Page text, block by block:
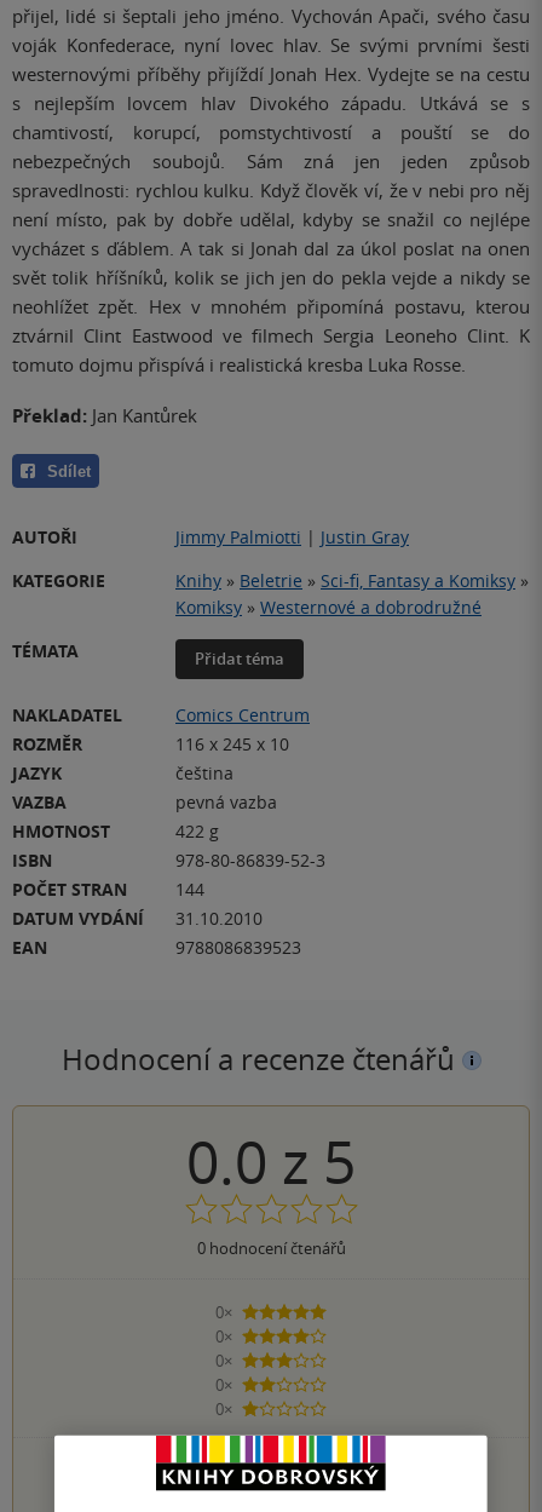
přijel, lidé si šeptali jeho jméno. Vychován Apači, svého času
voják Konfederace, nyní lovec hlav. Se svými prvními šesti
westernovými příběhy přijíždí Jonah Hex. Vydejte se na cestu
s nejlepším lovcem hlav Divokého západu. Utkává se s
chamtivostí, korupcí, pomstychtivostí a pouští se do
nebezpečných soubojů. Sám zná jen jeden způsob
spravedlnosti: rychlou kulku. Když člověk ví, že v nebi pro něj
není místo, pak by dobře udělal, kdyby se snažil co nejlépe
vycházet s ďáblem. A tak si Jonah dal za úkol poslat na onen
svět tolik hříšníků, kolik se jich jen do pekla vejde a nikdy se
neohlížet zpět. Hex v mnohém připomíná postavu, kterou
ztvárnil Clint Eastwood ve filmech Sergia Leoneho Clint. K
tomuto dojmu přispívá i realistická kresba Luka Rosse.
Překlad: Jan Kantůrek
Sdílet
AUTOŘI Jimmy Palmiotti | Justin Gray
KATEGORIE
Knihy » Beletrie » Sci-fi, Fantasy a Komiksy »
Komiksy » Westernové a dobrodružné
TÉMATA
Přidat téma
NAKLADATEL
Comics Centrum
ROZMĚR
116 x 245 x 10
JAZYK
čeština
VAZBA
pevná vazba
HMOTNOST
422 g
ISBN
978-80-86839-52-3
POČET STRAN
144
DATUM VYDÁNÍ
31.10.2010
EAN
9788086839523
Hodnocení a recenze čtenářů
0.0 z 5
0hodnocení čtenářů
0×
5 hvězdiček
0×
4 hvězdičky
0×
3 hvězdičky
0×
2 hvězdičky
0×
1 hvezdička
PŘIDEJTE SVÉ HODNOCENÍ KNIHY